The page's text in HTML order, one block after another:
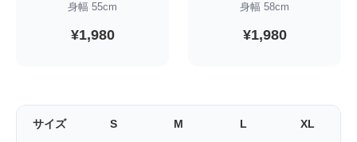
身幅 55cm
¥1,980
身幅 58cm
¥1,980
サイズ S M L XL